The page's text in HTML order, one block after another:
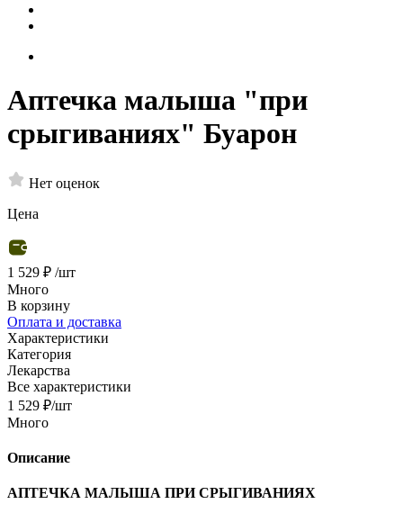
Аптечка малыша "при
срыгиваниях" Буарон
Нет оценок
Цена
1 529 ₽ /шт
Много
В корзину
Оплата и доставка
Характеристики
Категория
Лекарства
Все характеристики
1 529 ₽/шт
Много
Описание
АПТЕЧКА МАЛЫША ПРИ СРЫГИВАНИЯХ